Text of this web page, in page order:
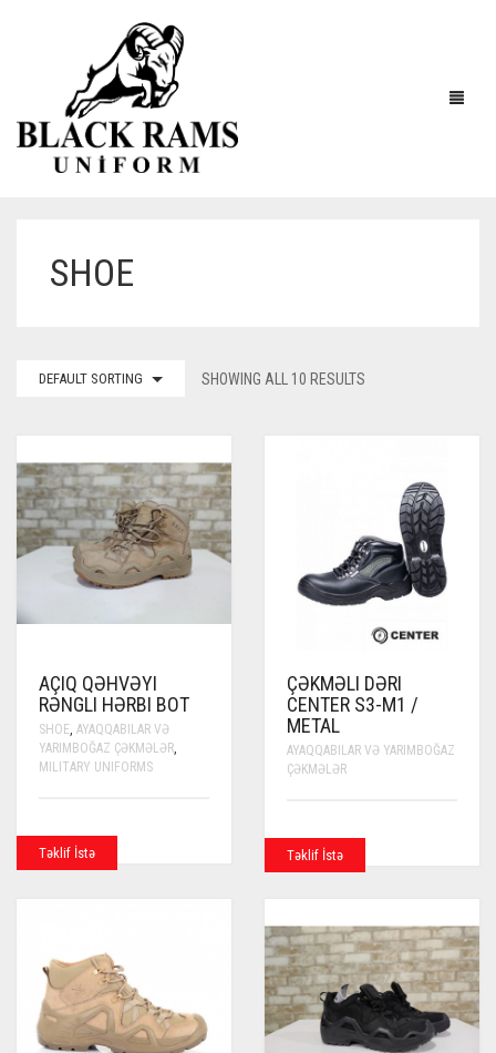
SHOE
DEFAULT SORTING SHOWING ALL 10 RESULTS
AÇIQ QƏHVƏYI
RƏNGLI HƏRBI BOT
SHOE, AYAQQABILAR VƏ
YARIMBOĞAZ ÇƏKMƏLƏR,
MILITARY UNIFORMS
Təklif İstə
ÇƏKMƏLI DƏRI
CENTER S3-M1 /
METAL
AYAQQABILAR VƏ YARIMBOĞAZ
ÇƏKMƏLƏR
Təklif İstə